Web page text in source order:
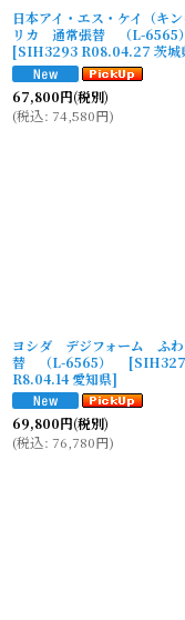
日本アイ・エス・ケイ（キ
リカ 通常張替 （L-6565）
[SIH3293 R08.04.27 茨城
67,800円(税別)
(税込: 74,580円)
ヨシダ デジフォーム ふわ
替 （L-6565）
[
R8.04.14 愛知県]
69,800円(税別)
(税込: 76,780円)